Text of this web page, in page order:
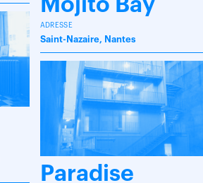
Mojito Bay
ADRESSE
Saint-Nazaire, Nantes
Paradise